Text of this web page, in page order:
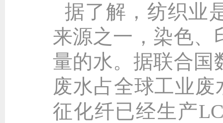
据了解，纺织业
来源之一，染色、
量的水。据联合国
废水占全球工业废
征化纤已经生产